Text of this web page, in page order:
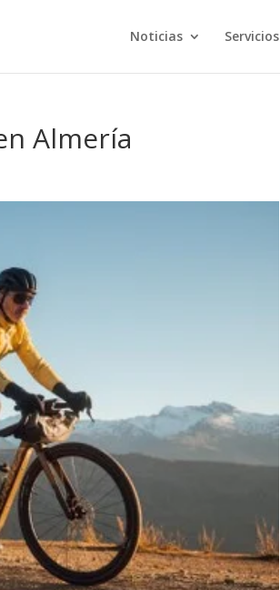
Noticias Servicios
Almería